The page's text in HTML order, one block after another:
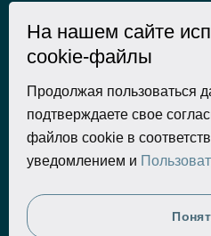
Информация на сайте
Все права на любые материалы,
защищены в соответствии с
об интеллектуальной
текстовых, фото, аудио и
с согласия правообладателя
наличии ссылки на ресурс. Для
гиперссылка.
Разработка сайта
На нашем сайте
cookie-файлы
Продолжая пользоваться
подтверждаете свое
файлов cookie в
уведомлением и